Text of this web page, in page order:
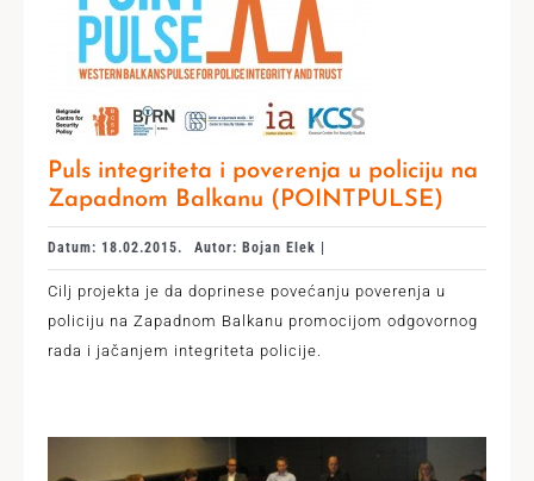
Puls integriteta i poverenja u policiju na
Zapadnom Balkanu (POINTPULSE)
Datum: 18.02.2015. Autor: Bojan Elek |
Cilj projekta je da doprinese povećanju poverenja u
policiju na Zapadnom Balkanu promocijom odgovornog
rada i jačanjem integriteta policije.